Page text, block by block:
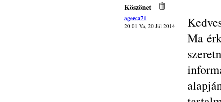
Köszönet
ageeca71
20:01 Va, 20 Júl 2014
Ma